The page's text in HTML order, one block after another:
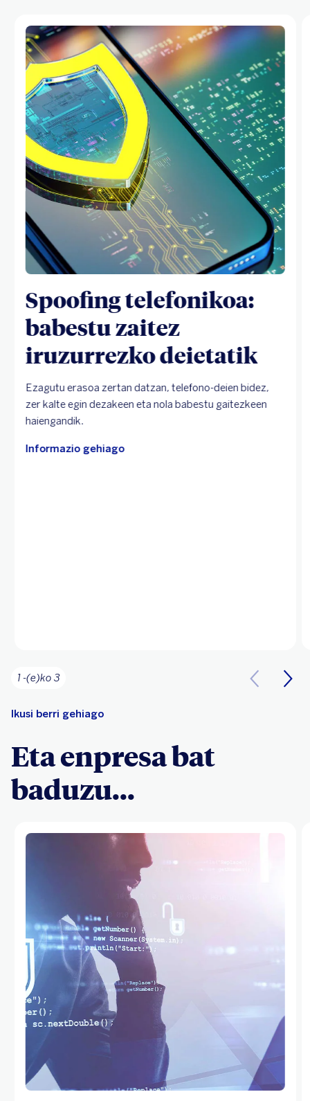
Spoofing telefonikoa:
babestu zaitez
iruzurrezko deietatik
Ezagutu erasoa zertan datzan, telefono-deien bidez,
zer kalte egin dezakeen eta nola babestu gaitezkeen
haiengandik.
Informazio gehiago
1 -(e)ko 3
Ikusi berri gehiago
Eta enpresa bat
baduzu...